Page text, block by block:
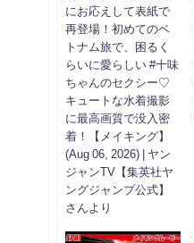
にお応えして表紙で
再登場！初めてのベ
トナム旅で、困るく
らいに愛らしい #十味
ちゃんのセクシー♡
キュートな水着撮影
に最高画質で没入密
着！【メイキング】
(Aug 06, 2026) | ヤン
ジャンTV【集英社ヤ
ングジャンプ公式】
さんより